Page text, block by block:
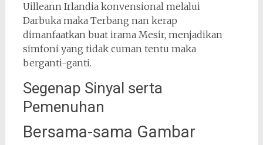
Uilleann Irlandia konvensional melalui
Darbuka maka Terbang nan kerap
dimanfaatkan buat irama Mesir, menjadikan
simfoni yang tidak cuman tentu maka
berganti-ganti.
Segenap Sinyal serta
Pemenuhan
Bersama-sama Gambar